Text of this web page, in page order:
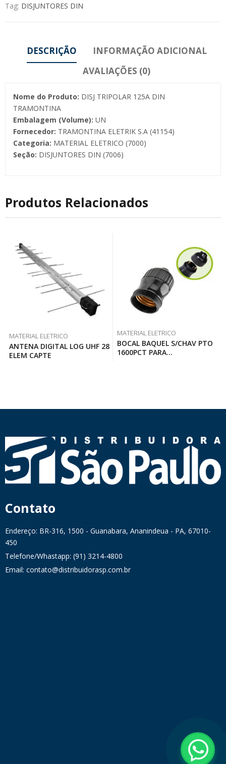
Tag: DISJUNTORES DIN
DESCRIÇÃO
INFORMAÇÃO ADICIONAL
AVALIAÇÕES (0)
Nome do Produto: DISJ TRIPOLAR 125A DIN
TRAMONTINA
Embalagem (Volume): UN
Fornecedor: TRAMONTINA ELETRIK S.A (41154)
Categoria: MATERIAL ELETRICO (7000)
Seção: DISJUNTORES DIN (7006)
Produtos Relacionados
MATERIAL ELETRICO
ANTENA DIGITAL LOG UHF 28
ELEM CAPTE
MATERIAL ELETRICO
BOCAL BAQUEL S/CHAV PTO
1600PCT PARA
Contato
Endereço: BR-316, 1500 - Guanabara, Ananindeua - PA, 67010-
450
Telefone/Whastapp: (91) 3214-4800
Email: contato@distribuidorasp.com.br